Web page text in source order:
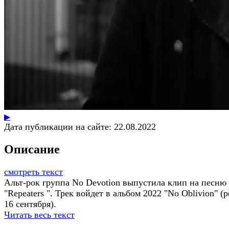
▶
Дата публикации на сайте: 22.08.2022
Описание
смотреть текст
Альт-рок группа No Devotion выпустила клип на песню
"Repeaters ". Трек войдет в альбом 2022 "No Oblivion"
16 сентября).
Читать весь текст